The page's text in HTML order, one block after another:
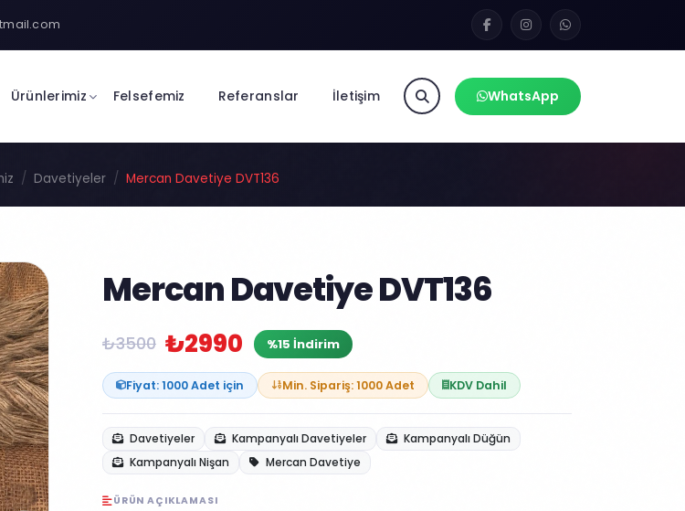
Ürünlerimiz Felsefemiz Referanslar İletişim WhatsApp
Davetiyeler Mercan Davetiye DVT136
Mercan Davetiye DVT136
₺3500 ₺2990 %15 İndirim
Fiyat: 1000 Adet için Min. Sipariş: 1000 Adet KDV Dahil
Davetiyeler Kampanyalı Davetiyeler
Kampanyalı Düğün
Kampanyalı Nişan
Mercan Davetiye
ÜRÜN AÇIKLAMASI